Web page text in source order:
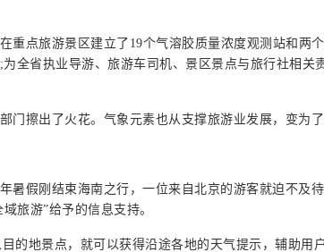
点旅游景区建立了19个气溶胶质量浓度观测站和两
全省执业导游、旅游车司机、景区景点与旅行社相
擦出了火花。气象元素也从支撑旅游业发展，变为了
假刚结束海南之行，一位来自北京的游客就迫不及
旅游”给予的信息支持。
的地景点，就可以获得沿途各地的天气提示，辅助用